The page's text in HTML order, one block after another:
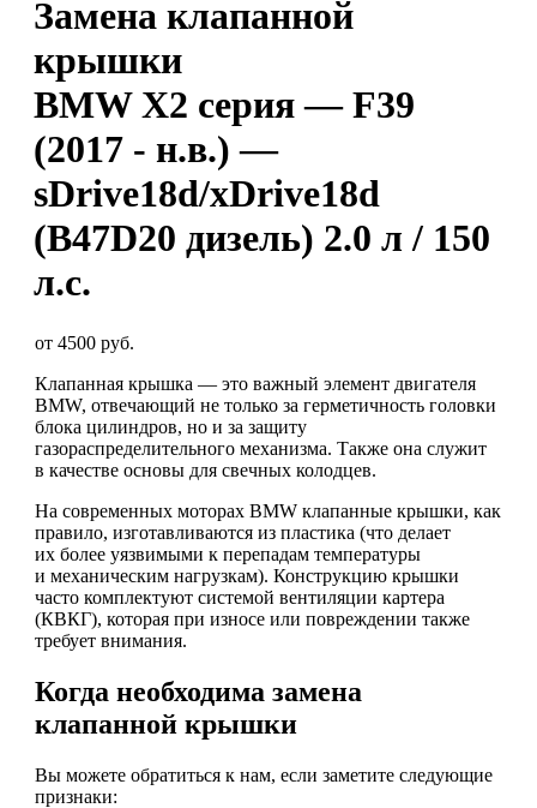
Замена клапанной
крышки
BMW X2 серия — F39
(2017 - н.в.) —
sDrive18d/xDrive18d
(B47D20 дизель) 2.0 л / 150
л.с.
от 4500 руб.
Клапанная крышка — это важный элемент двигателя
BMW, отвечающий не только за герметичность головки
блока цилиндров, но и за защиту
газораспределительного механизма. Также она служит
в качестве основы для свечных колодцев.
На современных моторах BMW клапанные крышки, как
правило, изготавливаются из пластика (что делает
их более уязвимыми к перепадам температуры
и механическим нагрузкам). Конструкцию крышки
часто комплектуют системой вентиляции картера
(КВКГ), которая при износе или повреждении также
требует внимания.
Когда необходима замена
клапанной крышки
Вы можете обратиться к нам, если заметите следующие
признаки: